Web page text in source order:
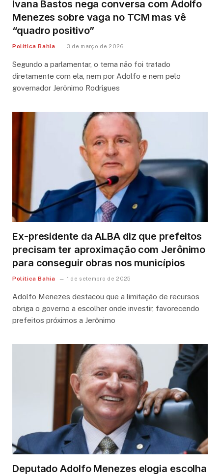
Ivana Bastos nega conversa com Adolfo
Menezes sobre vaga no TCM mas vê
“quadro positivo”
Política Bahia 3 de março de 2026
Segundo a parlamentar, o tema não foi tratado
diretamente com ela, nem por Adolfo e nem pelo
governador Jerônimo Rodrigues
Ex-presidente da ALBA diz que prefeitos
precisam ter aproximação com Jerônimo
para conseguir obras nos municípios
Política Bahia 1 de setembro de 2025
Adolfo Menezes destacou que a limitação de recursos
obriga o governo a escolher onde investir, favorecendo
prefeitos próximos a Jerônimo
Deputado Adolfo Menezes elogia escolha